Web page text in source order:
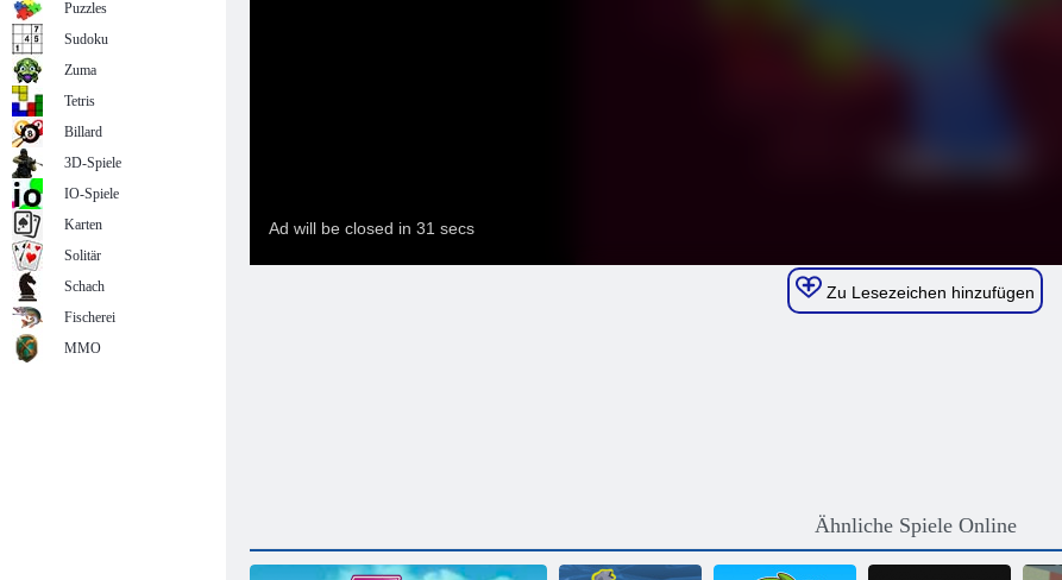
Zu Lesezeichen hinzufügen
Ähnliche Spiele Online
Puzzles
Sudoku
Zuma
Tetris
Billard
3D-Spiele
IO-Spiele
Karten
Solitär
Schach
Fischerei
MMO